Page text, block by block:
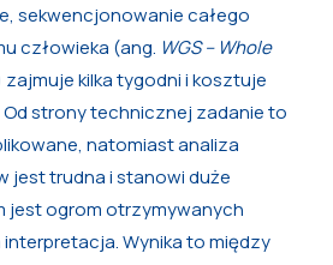
sekwencjonowanie całego
człowieka (ang. WGS – Whole
zajmuje kilka tygodni i kosztuje
Od strony technicznej zadanie to
natomiast analiza
jest trudna i stanowi duże
jest ogrom otrzymywanych
Wynika to między